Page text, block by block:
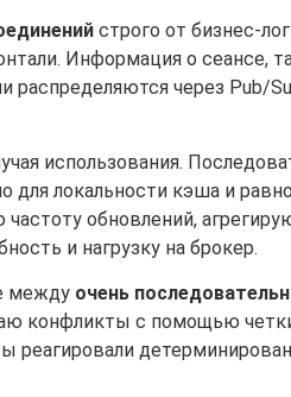
строго от бизнес-
Информация о сеансе,
распределяются через Pub/
использования.
локальности кэша и
обновлений,
и нагрузку на брокер.
между очень
конфликты с помощью